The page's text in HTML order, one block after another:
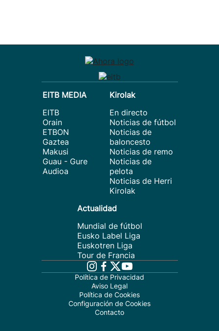
EITB MEDIA
EITB
Orain
ETBON
Gaztea
Makusi
Guau - Gure
Audioa
Kirolak
En directo
Noticias de fútbol
Noticias de
baloncesto
Noticias de remo
Noticias de
pelota
Noticias de Herri
Kirolak
Actualidad
Mundial de fútbol
Eusko Label Liga
Euskotren Liga
Tour de Francia
Política de Privacidad
Aviso Legal
Política de Cookies
Configuración de Cookies
Contacto